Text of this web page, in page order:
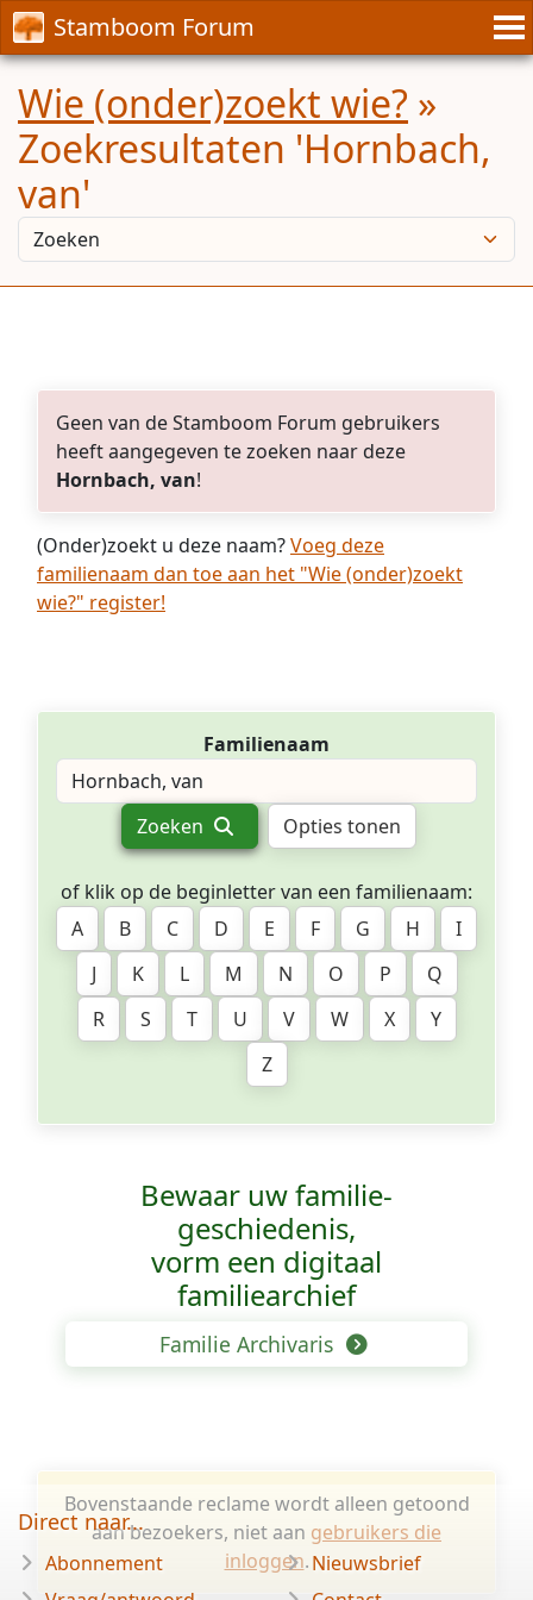
Stamboom Forum
Wie (onder)zoekt wie? »
Zoekresultaten 'Hornbach,
van'
Geen van de Stamboom Forum gebruikers
heeft aangegeven te zoeken naar deze
Hornbach, van!
(Onder)zoekt u deze naam?Voeg deze
familienaam dan toe aan het "Wie (onder)zoekt
wie?" register!
Familienaam
Zoeken Opties tonen
of klik op de beginletter van een familienaam:
A
B C D E F G H
I
J
K L M N O P
Q
R
S T U V W X
Y
Z
Bewaar uw familie­
geschiedenis,
vorm een digitaal
familiearchief
Familie Archivaris
Bovenstaande reclame wordt alleen getoond
aan bezoekers, niet aan gebruikers die
inloggen.
Direct naar...
Abonnement
Nieuwsbrief